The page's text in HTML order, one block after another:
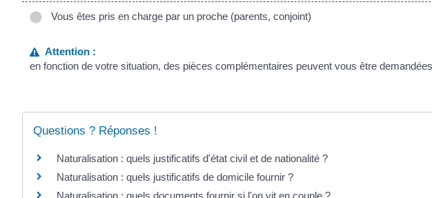
Vous êtes pris en charge par un proche (parents, conjoint)
Attention :
en fonction de votre situation, des pièces complémentaires peuvent vous être
Questions ? Réponses !
Naturalisation : quels justificatifs d'état civil et de nationalité ?
Naturalisation : quels justificatifs de domicile fournir ?
Naturalisation : quels documents fournir si l'on vit en couple ?